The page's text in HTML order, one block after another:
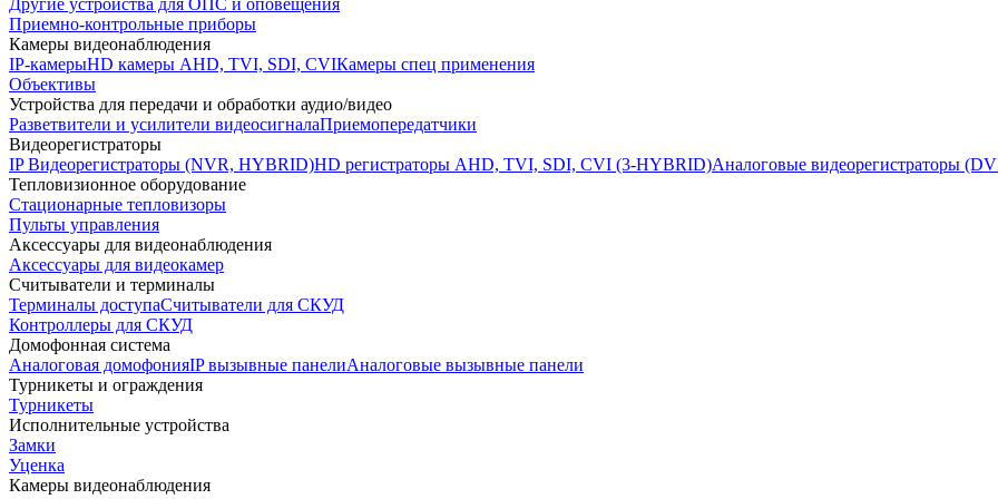
Другие устройства для ОПС и оповещения
Приемно-контрольные приборы
Камеры видеонаблюдения
IP-камерыHD камеры AHD, TVI, SDI, CVIКамеры спец применения
Объективы
Устройства для передачи и обработки аудио/видео
Разветвители и усилители видеосигналаПриемопередатчики
Видеорегистраторы
IP Видеорегистраторы (NVR, HYBRID)HD регистраторы AHD, TVI, SDI, CVI (3-HYBRID)Аналоговые видеорегистраторы
Тепловизионное оборудование
Стационарные тепловизоры
Пульты управления
Аксессуары для видеонаблюдения
Аксессуары для видеокамер
Считыватели и терминалы
Терминалы доступаСчитыватели для СКУД
Контроллеры для СКУД
Домофонная система
Аналоговая домофонияIP вызывные панелиАналоговые вызывные панели
Турникеты и ограждения
Турникеты
Исполнительные устройства
Замки
Уценка
Камеры видеонаблюдения